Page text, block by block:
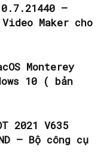
–
Maker cho
Monterey
10 ( bản
2021 V635
– Bộ công cụ